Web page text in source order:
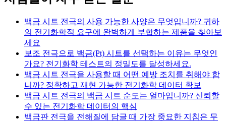
백금 시트 전극의 사용 가능한 사양은 무엇입니까? 귀하
의 전기화학적 요구에 완벽하게 부합하는 제품을 찾아보
세요
보조 전극으로 백금(Pt) 시트를 선택하는 이유는 무엇인
가요? 전기화학 테스트의 정밀도를 달성하세요.
백금 시트 전극을 사용할 때 어떤 예방 조치를 취해야 합
니까? 정확하고 재현 가능한 전기화학 데이터 확보
백금 시트 전극의 백금 시트 순도는 얼마입니까? 신뢰할
수 있는 전기화학 데이터의 핵심
백금판 전극을 전해질에 담글 때 가장 중요한 지침은 무